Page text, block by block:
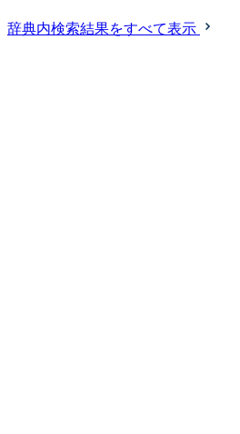
辞典内検索結果をすべて表示